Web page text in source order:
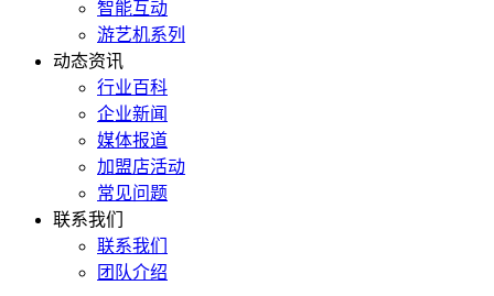
智能互动
游艺机系列
动态资讯
行业百科
企业新闻
媒体报道
加盟店活动
常见问题
联系我们
联系我们
团队介绍